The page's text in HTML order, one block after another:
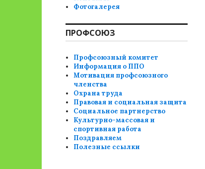
Фотогалерея
ПРОФСОЮЗ
Профсоюзный комитет
Информация о ППО
Мотивация профсоюзного
членства
Охрана труда
Правовая и социальная защита
Социальное партнерство
Культурно-массовая и
спортивная работа
Поздравляем
Полезные ссылки